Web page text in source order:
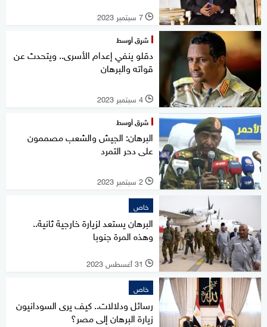
l 7 سبتمبر 2023
شرق أوسط
دقلو ينفي إعدام الأسرى.. ويتحدث عن
قواته والبرهان
l 4 سبتمبر 2023
شرق أوسط
البرهان: الجيش والشعب مصممون
على دحر التمرد
l 2 سبتمبر 2023
خاص
البرهان يستعد لزيارة خارجية ثانية..
وهذه المرة جنوبا
l 31 أغسطس 2023
خاص
رسائل ودلالات.. كيف يرى السودانيون
زيارة البرهان إلى مصر؟